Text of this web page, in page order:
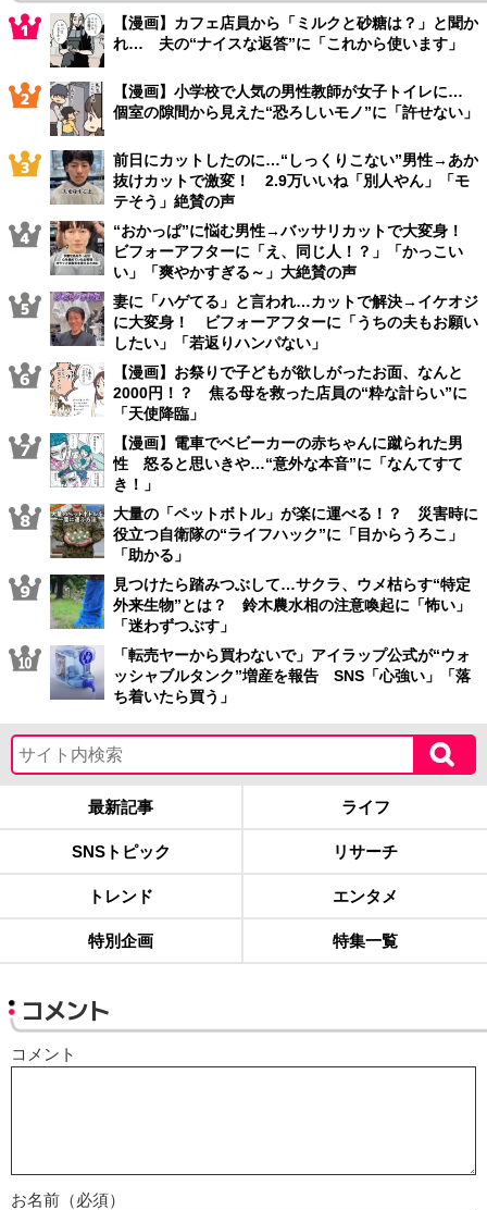
【漫画】カフェ店員から「ミルクと砂糖は？」と聞か
れ… 夫の“ナイスな返答”に「これから使います」
【漫画】小学校で人気の男性教師が女子トイレに…
個室の隙間から見えた“恐ろしいモノ”に「許せない」
前日にカットしたのに…“しっくりこない”男性→あか
抜けカットで激変！ 2.9万いいね「別人やん」「モ
テそう」絶賛の声
“おかっぱ”に悩む男性→バッサリカットで大変身！
ビフォーアフターに「え、同じ人！？」「かっこい
い」「爽やかすぎる～」大絶賛の声
妻に「ハゲてる」と言われ…カットで解決→イケオジ
に大変身！ ビフォーアフターに「うちの夫もお願い
したい」「若返りハンパない」
【漫画】お祭りで子どもが欲しがったお面、なんと
2000円！？ 焦る母を救った店員の“粋な計らい”に
「天使降臨」
【漫画】電車でベビーカーの赤ちゃんに蹴られた男
性 怒ると思いきや…“意外な本音”に「なんてすて
き！」
大量の「ペットボトル」が楽に運べる！？ 災害時に
役立つ自衛隊の“ライフハック”に「目からうろこ」
「助かる」
見つけたら踏みつぶして…サクラ、ウメ枯らす“特定
外来生物”とは？ 鈴木農水相の注意喚起に「怖い」
「迷わずつぶす」
「転売ヤーから買わないで」アイラップ公式が“ウォ
ッシャブルタンク”増産を報告 SNS「心強い」「落
ち着いたら買う」
最新記事 ライフ
SNSトピック リサーチ
トレンド エンタメ
特別企画 特集一覧
コメント
コメント
お名前（必須）